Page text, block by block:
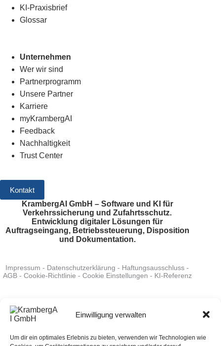
Einwilligung verwalten
Um dir ein optimales Erlebnis zu bieten, verwenden wir Technologien wie
KI-Praxisbrief
Glossar
Unternehmen
Wer wir sind
Partnerprogramm
Unsere Partner
Karriere
myKrambergAI
Feedback
Nachhaltigkeit
Trust Center
Kontakt
KrambergAI GmbH – Software und KI für
Verkehrssicherung und Zufahrtsschutz.
Entwicklung digitaler Lösungen für
Auftragseingang, Betriebssteuerung, Disposition
und Dokumentation.
Impressum - Datenschutzerklärung - Haftungsausschluss -
AGB- Cookie-Richtlinie - Cookie Einstellungen - KI-Referenz
Folgen Sie uns auf LinkedIn
Befragen Sie die KI zu KrambergAI: ChatGPT-